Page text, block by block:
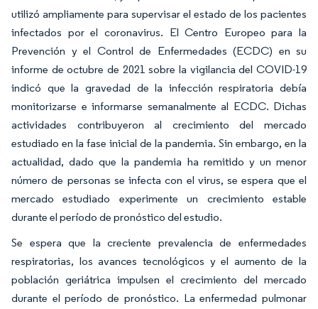
utilizó ampliamente para supervisar el estado de los pacientes
infectados por el coronavirus. El Centro Europeo para la
Prevención y el Control de Enfermedades (ECDC) en su
informe de octubre de 2021 sobre la vigilancia del COVID-19
indicó que la gravedad de la infección respiratoria debía
monitorizarse e informarse semanalmente al ECDC. Dichas
actividades contribuyeron al crecimiento del mercado
estudiado en la fase inicial de la pandemia. Sin embargo, en la
actualidad, dado que la pandemia ha remitido y un menor
número de personas se infecta con el virus, se espera que el
mercado estudiado experimente un crecimiento estable
durante el período de pronóstico del estudio.
Se espera que la creciente prevalencia de enfermedades
respiratorias, los avances tecnológicos y el aumento de la
población geriátrica impulsen el crecimiento del mercado
durante el período de pronóstico. La enfermedad pulmonar